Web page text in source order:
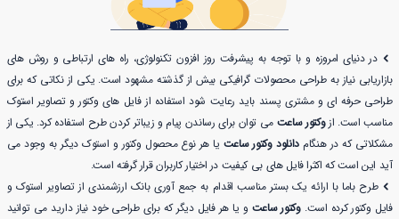
در دنیای امروزه و با توجه به پیشرفت روز افزون تکنولوژی، راه های ارتباطی و روش های
بازاریابی نیاز به طراحی محصولات گرافیکی بیش از گذشته مشهود است. یکی از نکاتی که برای
طراحی حرفه ای و مشتری پسند باید رعایت شود استفاده از فایل های وکتور و تصاویر استوک
مناسب است. ازوکتور ساعت می توان برای رساندن پیام و زیباتر کردن طرح استفاده کرد. یکی از
مشکلاتی که در هنگامدانلود وکتور ساعت یا هر نوع محصول وکتور و استوک دیگر به وجود می
آید این است که اکثرا فایل های بی کیفیت در اختیار کاربران قرار گرفته است.
طرح باما با ارائه یک بستر مناسب اقدام به جمع آوری بانک ارزشمندی از تصاویر استوک و
فایل وکتور کرده است.وکتور ساعت و یا هر فایل دیگر که برای طراحی خود نیاز دارید می توانید